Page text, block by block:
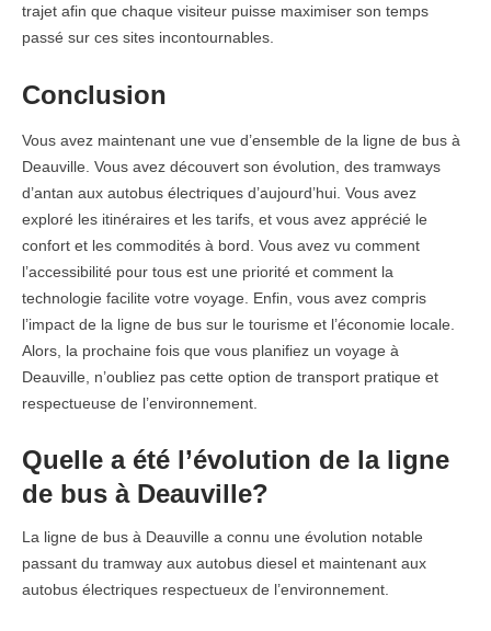
trajet afin que chaque visiteur puisse maximiser son temps
passé sur ces sites incontournables.
Conclusion
Vous avez maintenant une vue d’ensemble de la ligne de bus à
Deauville. Vous avez découvert son évolution, des tramways
d’antan aux autobus électriques d’aujourd’hui. Vous avez
exploré les itinéraires et les tarifs, et vous avez apprécié le
confort et les commodités à bord. Vous avez vu comment
l’accessibilité pour tous est une priorité et comment la
technologie facilite votre voyage. Enfin, vous avez compris
l’impact de la ligne de bus sur le tourisme et l’économie locale.
Alors, la prochaine fois que vous planifiez un voyage à
Deauville, n’oubliez pas cette option de transport pratique et
respectueuse de l’environnement.
Quelle a été l’évolution de la ligne
de bus à Deauville?
La ligne de bus à Deauville a connu une évolution notable
passant du tramway aux autobus diesel et maintenant aux
autobus électriques respectueux de l’environnement.